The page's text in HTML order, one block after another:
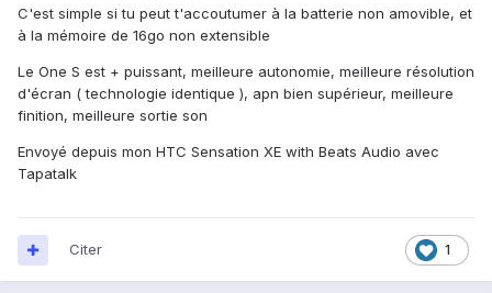
C'est simple si tu peut t'accoutumer à la batterie non amovible, et
à la mémoire de 16go non extensible
Le One S est + puissant, meilleure autonomie, meilleure résolution
d'écran ( technologie identique ), apn bien supérieur, meilleure
finition, meilleure sortie son
Envoyé depuis mon HTC Sensation XE with Beats Audio avec
Tapatalk
1
Citer